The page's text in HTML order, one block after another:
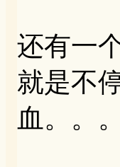
还有一
就是不
血。。